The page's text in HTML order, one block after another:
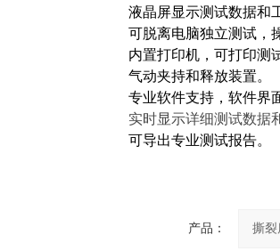
液晶屏显示测试数据和
可脱离电脑独立测试，
内置打印机，可打印测
气动夹持和释放装置。
专业软件支持，软件界
实时显示详细测试数据
可导出专业测试报告。
产品：